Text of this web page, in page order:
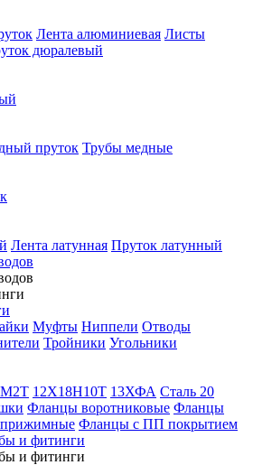
Лента алюминиевая Листы
дюралевый
пруток Трубы медные
Лента латунная Пруток латунный
Муфты Ниппели Отводы
Тройники Угольники
12Х18Н10Т 13ХФА Сталь 20
Фланцы воротниковые Фланцы
Фланцы с ПП покрытием
и фитинги
и фитинги